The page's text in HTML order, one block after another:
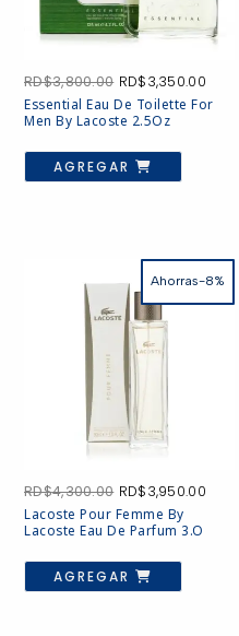
RD$3,800.00 El
precio
original
RD$3,800.00.
RD$3,350.00El
Essential Eau De Toilette For
Men By Lacoste 2.5Oz
AGREGAR
Ahorras-8%
RD$4,300.00 El
precio
original
RD$4,300.00.
RD$3,950.00El
Lacoste Pour Femme By
Lacoste Eau De Parfum 3.o
AGREGAR